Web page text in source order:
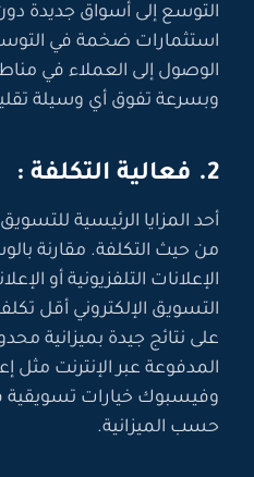
التوسع إلى أسواق جديدة
استثمارات ضخمة في
الوصول إلى العملاء في
وبسرعة تفوق أي وسيلة
2. فعالية التكلفة :
أحد المزايا الرئيسية
من حيث التكلفة. مقارنة
الإعلانات التلفزيونية أو
التسويق الإلكتروني أقل
على نتائج جيدة بميزانية
المدفوعة عبر الإنترنت مثل
وفيسبوك خيارات تسويقية
حسب الميزانية.